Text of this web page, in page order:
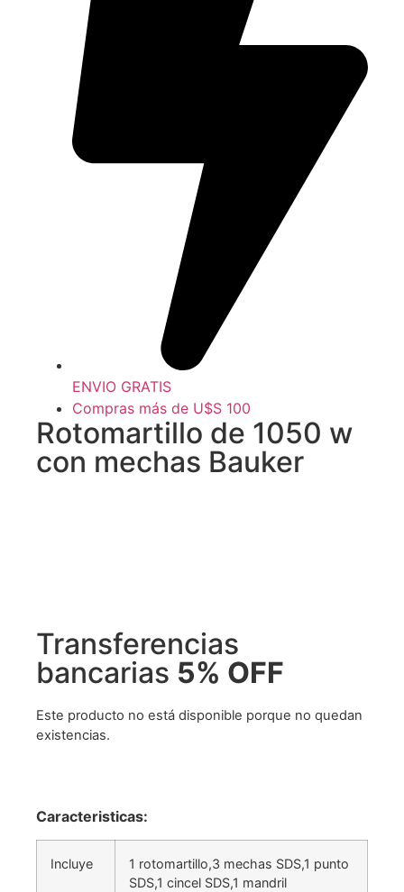
ENVIO GRATIS
Compras más de U$S 100
Rotomartillo de 1050 w
con mechas Bauker
Transferencias
bancarias 5% OFF
Este producto no está disponible porque no quedan
existencias.
Caracteristicas:
Incluye
1 rotomartillo,3 mechas SDS,1 punto
SDS,1 cincel SDS,1 mandril